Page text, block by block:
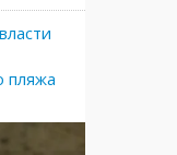
пляжа